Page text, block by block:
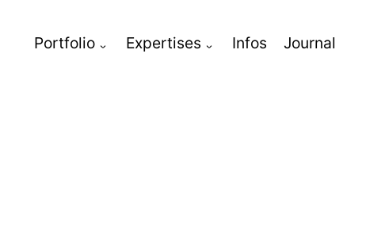
Portfolio toggleExpertises toggleInfos Journal